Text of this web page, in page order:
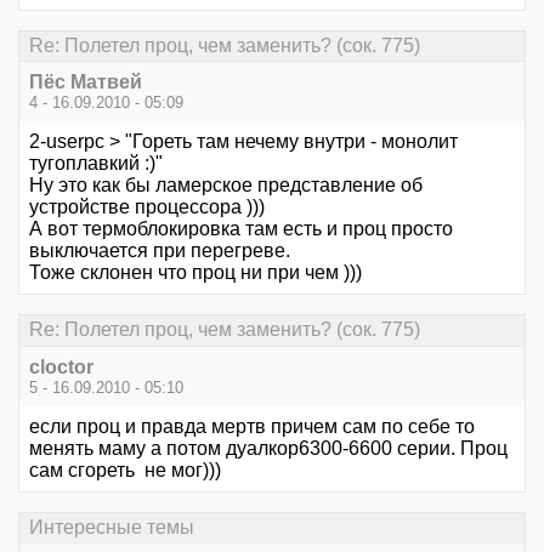
Re: Полетел проц, чем заменить? (сок. 775)
Пёс Матвей
4 - 16.09.2010 - 05:09
2-userpc > "Гореть там нечему внутри - монолит
тугоплавкий :)"
Ну это как бы ламерское представление об
устройстве процессора )))
А вот термоблокировка там есть и проц просто
выключается при перегреве.
Тоже склонен что проц ни при чем )))
Re: Полетел проц, чем заменить? (сок. 775)
cloctor
5 - 16.09.2010 - 05:10
если проц и правда мертв причем сам по себе то
менять маму а потом дуалкор6300-6600 серии. Проц
сам сгореть не мог)))
Интересные темы